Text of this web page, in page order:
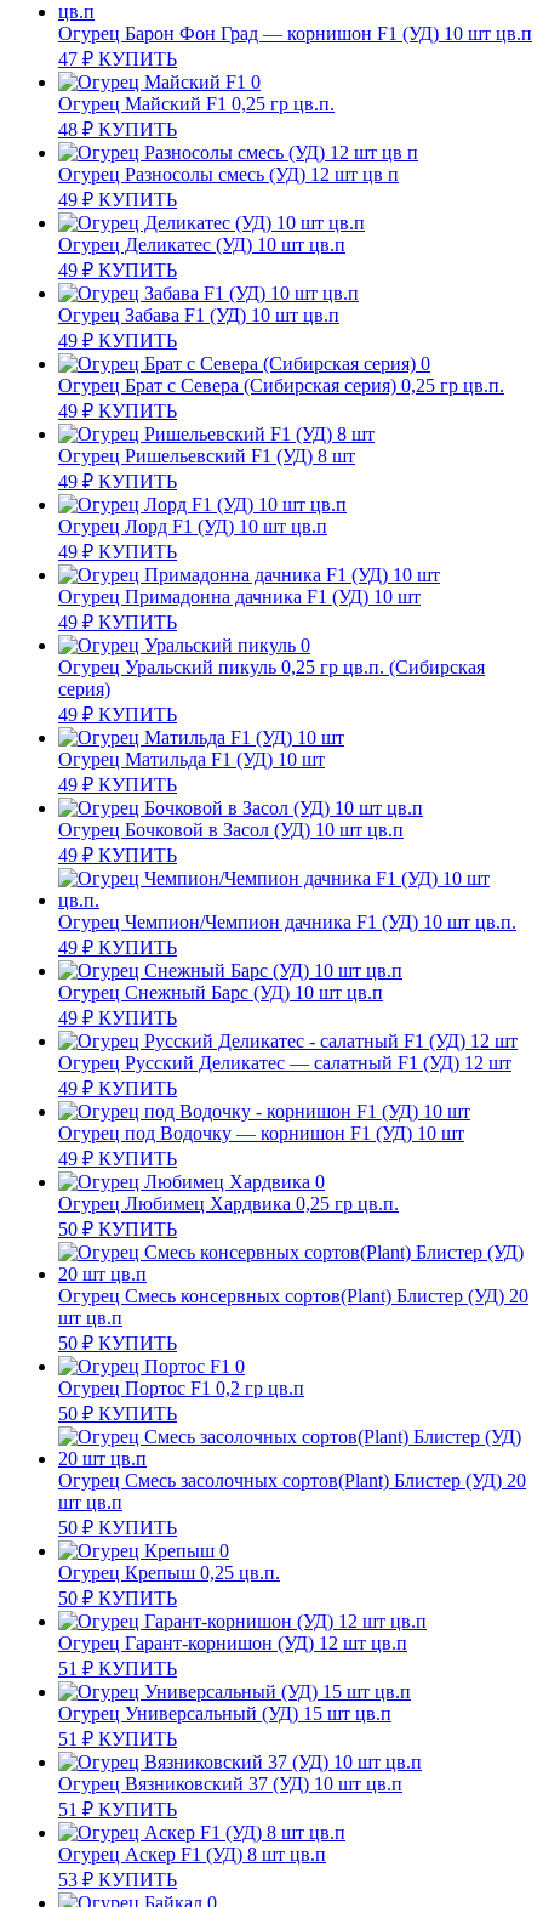
Огурец Барон Фон Град — корнишон F1 (УД) 10 шт цв.п
47 ₽ КУПИТЬ
Огурец Майский F1 0,25 гр цв.п.
48 ₽ КУПИТЬ
Огурец Разносолы смесь (УД) 12 шт цв п
49 ₽ КУПИТЬ
Огурец Деликатес (УД) 10 шт цв.п
49 ₽ КУПИТЬ
Огурец Забава F1 (УД) 10 шт цв.п
49 ₽ КУПИТЬ
Огурец Брат с Севера (Сибирская серия) 0,25 гр цв.п.
49 ₽ КУПИТЬ
Огурец Ришельевский F1 (УД) 8 шт
49 ₽ КУПИТЬ
Огурец Лорд F1 (УД) 10 шт цв.п
49 ₽ КУПИТЬ
Огурец Примадонна дачника F1 (УД) 10 шт
49 ₽ КУПИТЬ
Огурец Уральский пикуль 0,25 гр цв.п. (Сибирская
серия)
49 ₽ КУПИТЬ
Огурец Матильда F1 (УД) 10 шт
49 ₽ КУПИТЬ
Огурец Бочковой в Засол (УД) 10 шт цв.п
49 ₽ КУПИТЬ
Огурец Чемпион/Чемпион дачника F1 (УД) 10 шт цв.п.
49 ₽ КУПИТЬ
Огурец Снежный Барс (УД) 10 шт цв.п
49 ₽ КУПИТЬ
Огурец Русский Деликатес — салатный F1 (УД) 12 шт
49 ₽ КУПИТЬ
Огурец под Водочку — корнишон F1 (УД) 10 шт
49 ₽ КУПИТЬ
Огурец Любимец Хардвика 0,25 гр цв.п.
50 ₽ КУПИТЬ
Огурец Смесь консервных сортов(Plant) Блистер (УД) 20
шт цв.п
50 ₽ КУПИТЬ
Огурец Портос F1 0,2 гр цв.п
50 ₽ КУПИТЬ
Огурец Смесь засолочных сортов(Plant) Блистер (УД) 20
шт цв.п
50 ₽ КУПИТЬ
Огурец Крепыш 0,25 цв.п.
50 ₽ КУПИТЬ
Огурец Гарант-корнишон (УД) 12 шт цв.п
51 ₽ КУПИТЬ
Огурец Универсальный (УД) 15 шт цв.п
51 ₽ КУПИТЬ
Огурец Вязниковский 37 (УД) 10 шт цв.п
51 ₽ КУПИТЬ
Огурец Аскер F1 (УД) 8 шт цв.п
53 ₽ КУПИТЬ